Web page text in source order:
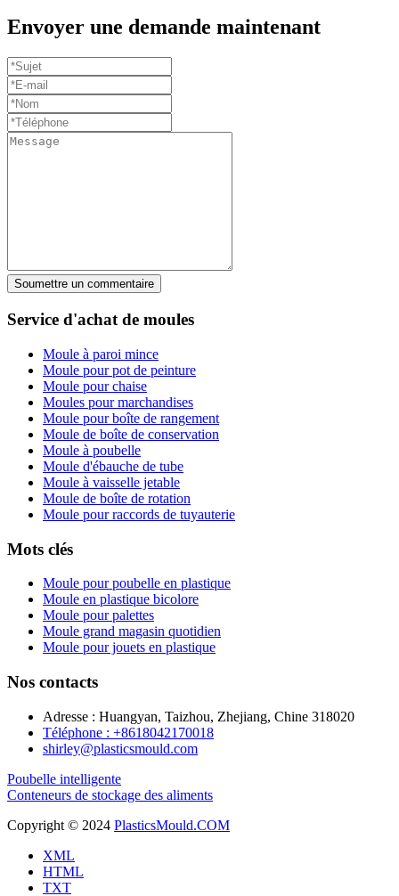
Envoyer une demande maintenant
Soumettre un commentaire
Service d'achat de moules
Moule à paroi mince
Moule pour pot de peinture
Moule pour chaise
Moules pour marchandises
Moule pour boîte de rangement
Moule de boîte de conservation
Moule à poubelle
Moule d'ébauche de tube
Moule à vaisselle jetable
Moule de boîte de rotation
Moule pour raccords de tuyauterie
Mots clés
Moule pour poubelle en plastique
Moule en plastique bicolore
Moule pour palettes
Moule grand magasin quotidien
Moule pour jouets en plastique
Nos contacts
Adresse : Huangyan, Taizhou, Zhejiang, Chine 318020
Téléphone : +8618042170018
shirley@plasticsmould.com
Poubelle intelligente
Conteneurs de stockage des aliments
Copyright © 2024 PlasticsMould.COM
XML
HTML
TXT